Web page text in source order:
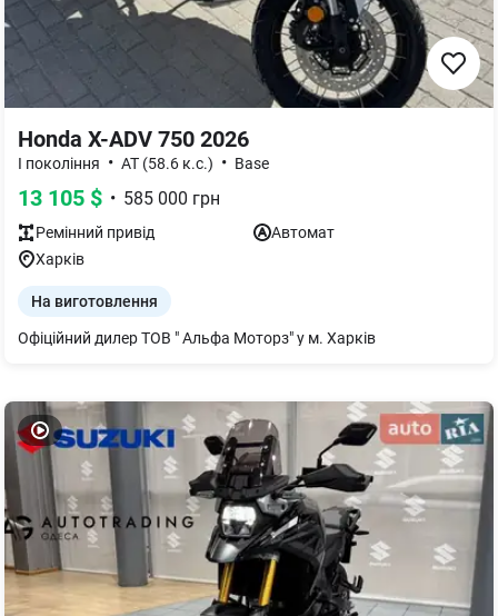
Honda X-ADV 750 2026
I покоління • AT (58.6 к.с.) • Base
13 105 $ • 585 000 грн
Ремінний привід
Автомат
Харків
На виготовлення
Офіційний дилер ТОВ " Альфа Моторз" у м. Харків